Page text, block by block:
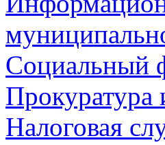
Социальный
Налоговая